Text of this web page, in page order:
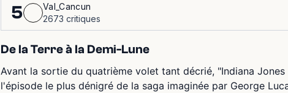
5
Val_Cancun
2673 critiques
De la Terre à la Demi-Lune
Avant la sortie du quatrième volet tant décrié, "Indiana
l'épisode le plus dénigré de la saga imaginée par George